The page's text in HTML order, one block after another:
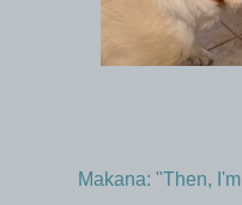
Makana: "Then,